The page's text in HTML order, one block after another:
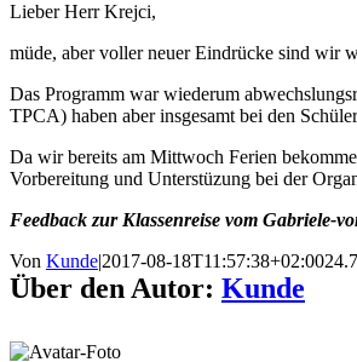
Lieber Herr Krejci,
müde, aber voller neuer Eindrücke sind wir
Das Programm war wiederum
TPCA) haben aber insgesamt bei den
Da wir bereits am Mittwoch Ferien
Vorbereitung und Unterstüzung bei der
Feedback zur Klassenreise vom Gabriele-
Von Kunde|2017-08-18T11:57:38+02:00
Über den Autor: Kunde